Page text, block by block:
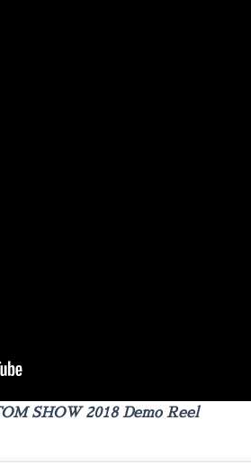
SHOW 2018 Demo Reel